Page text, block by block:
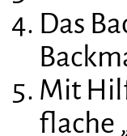
Das
Mit
flache